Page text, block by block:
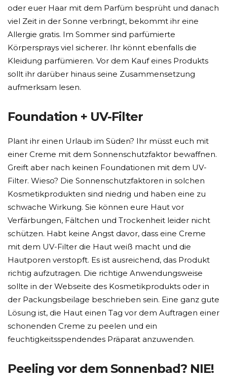
oder euer Haar mit dem Parfüm besprüht und danach
viel Zeit in der Sonne verbringt, bekommt ihr eine
Allergie gratis. Im Sommer sind parfümierte
Körpersprays viel sicherer. Ihr könnt ebenfalls die
Kleidung parfümieren. Vor dem Kauf eines Produkts
sollt ihr darüber hinaus seine Zusammensetzung
aufmerksam lesen.
Foundation + UV-Filter
Plant ihr einen Urlaub im Süden? Ihr müsst euch mit
einer Creme mit dem Sonnenschutzfaktor bewaffnen.
Greift aber nach keinen Foundationen mit dem UV-
Filter. Wieso? Die Sonnenschutzfaktoren in solchen
Kosmetikprodukten sind niedrig und haben eine zu
schwache Wirkung. Sie können eure Haut vor
Verfärbungen, Fältchen und Trockenheit leider nicht
schützen. Habt keine Angst davor, dass eine Creme
mit dem UV-Filter die Haut weiß macht und die
Hautporen verstopft. Es ist ausreichend, das Produkt
richtig aufzutragen. Die richtige Anwendungsweise
sollte in der Webseite des Kosmetikprodukts oder in
der Packungsbeilage beschrieben sein. Eine ganz gute
Lösung ist, die Haut einen Tag vor dem Auftragen einer
schonenden Creme zu peelen und ein
feuchtigkeitsspendendes Präparat anzuwenden.
Peeling vor dem Sonnenbad? NIE!